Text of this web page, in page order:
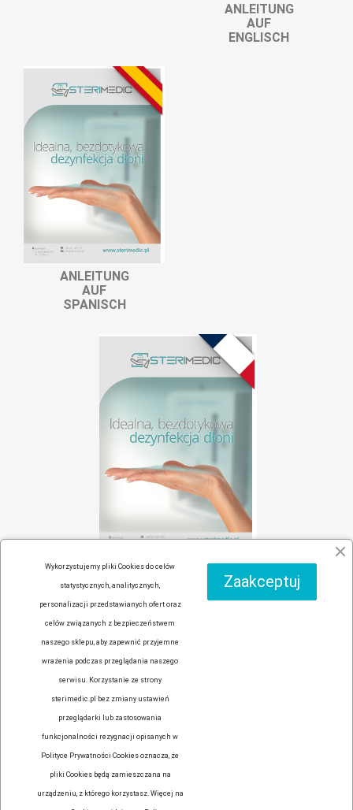
ANLEITUNG
AUF
ENGLISCH
ANLEITUNG
AUF
SPANISCH
ANLEITUNG AUF
Facebook
UNTERNEHMEN
IHR KONTO
Wykorzystujemy pliki Cookies do celów
statystycznych, analitycznych,
personalizacji przedstawianych ofert oraz
celów związanych z bezpieczeństwem
naszego sklepu, aby zapewnić przyjemne
wrażenia podczas przeglądania naszego
serwisu. Korzystanie ze strony
sterimedic.pl bez zmiany ustawień
przeglądarki lub zastosowania
funkcjonalności rezygnacji opisanych w
Polityce Prywatności Cookies oznacza, że
pliki Cookies będą zamieszczana na
urządzeniu, z którego korzystasz. Więcej na
Zaakceptuj